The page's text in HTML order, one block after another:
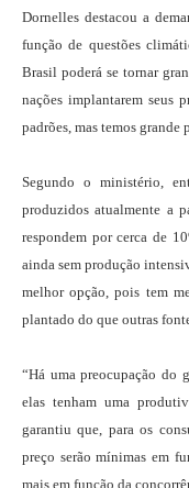
Dornelles destacou a
função de questões
Brasil poderá se tornar
nações implantarem seus
padrões, mas temos grande
Segundo o ministério,
produzidos atualmente a
respondem por cerca de
ainda sem produção
melhor opção, pois tem
plantado do que outras
“Há uma preocupação do
elas tenham uma
garantiu que, para os
preço serão mínimas em
mais em função da